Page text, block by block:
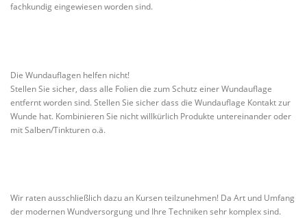
fachkundig eingewiesen worden sind.
Die Wundauflagen helfen nicht!
Stellen Sie sicher, dass alle Folien die zum Schutz einer Wundauflage
entfernt worden sind. Stellen Sie sicher dass die Wundauflage Kontakt zur
Wunde hat. Kombinieren Sie nicht willkürlich Produkte untereinander oder
mit Salben/Tinkturen o.ä.
Wir raten ausschließlich dazu an Kursen teilzunehmen! Da Art und Umfang
der modernen Wundversorgung und Ihre Techniken sehr komplex sind.